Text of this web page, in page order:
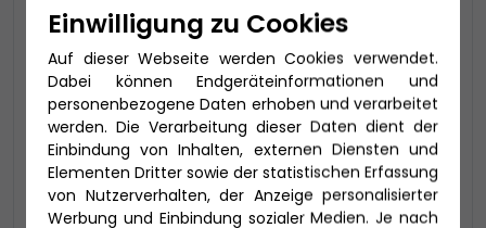
Kabinenkategorie MC bis zu 3 Personen, mit
begehbarem Kleiderschrank
Aktuell nicht verfügbar, rufen Sie
uns bitte an!
Einwilligung zu Cookies
Auf dieser Webseite werden Cookies verwendet.
Dabei können Endgeräteinformationen und
personenbezogene Daten erhoben und verarbeitet
werden. Die Verarbeitung dieser Daten dient der
Einbindung von Inhalten, externen Diensten und
Elementen Dritter sowie der statistischen Erfassung
von Nutzerverhalten, der Anzeige personalisierter
Werbung und Einbindung sozialer Medien. Je nach